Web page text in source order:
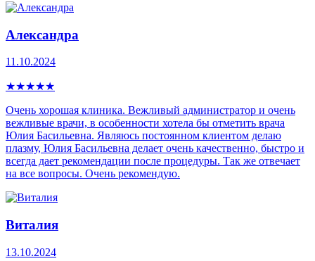
Александра
11.10.2024
★★★★★
Очень хорошая клиника. Вежливый администратор и очень
вежливые врачи, в особенности хотела бы отметить врача
Юлия Басильевна. Являюсь постоянном клиентом делаю
плазму, Юлия Басильевна делает очень качественно, быстро и
всегда дает рекомендации после процедуры. Так же отвечает
на все вопросы. Очень рекомендую.
Виталия
13.10.2024